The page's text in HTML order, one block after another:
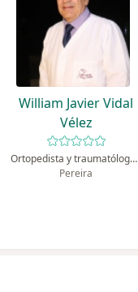
William Javier Vidal
Vélez
Ortopedista y traumatólogo, Podólogo
Pereira